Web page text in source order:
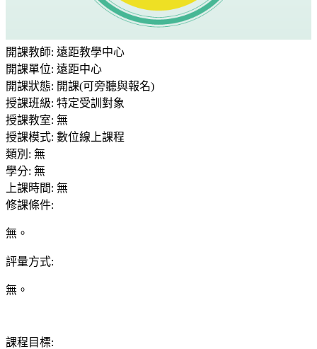
開課教師: 遠距教學中心
開課單位: 遠距中心
開課狀態: 開課(可旁聽與報名)
授課班級: 特定受訓對象
授課教室: 無
授課模式: 數位線上課程
類別 : 無
學分: 無
上課時間: 無
修課條件:
無。
評量方式:
無。
課程目標: